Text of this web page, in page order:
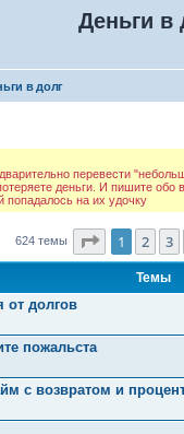
Деньги в
в долг
перевести
деньги. И пишите
попадалось на их удочку
624 темы Страница
1 2 3
Темы
от долгов
пожальста
с возвратом и